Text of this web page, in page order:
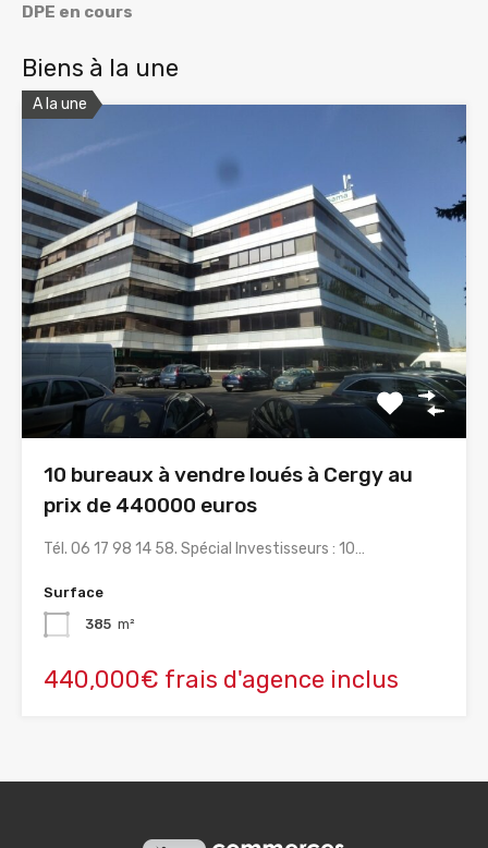
DPE en cours
Biens à la une
A la une
10 bureaux à vendre loués à Cergy au
prix de 440000 euros
Tél. 06 17 98 14 58. Spécial Investisseurs : 10…
Surface
385 m²
440,000€ frais d'agence inclus